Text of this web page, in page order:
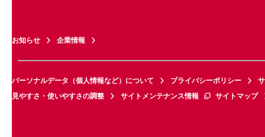
お知らせ 企業情報
パーソナルデータ（個人情報など）について プライバシーポリシー
見やすさ・使いやすさの調整
サイトメンテナンス情報 サイトマップ